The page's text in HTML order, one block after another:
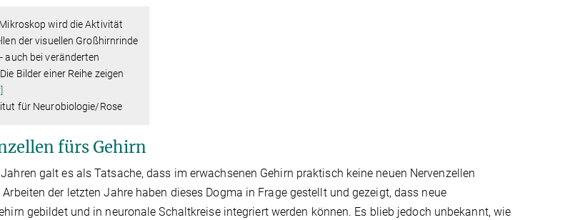
wird die Aktivität
der visuellen Großhirnrinde
auch bei veränderten
Bilder einer Reihe zeigen
für Neurobiologie/Rose
fürs Gehirn
galt es als Tatsache, dass im erwachsenen Gehirn praktisch keine neuen Nervenzellen
der letzten Jahre haben dieses Dogma in Frage gestellt und gezeigt, dass neue
gebildet und in neuronale Schaltkreise integriert werden können. Es blieb jedoch unbekannt, wie